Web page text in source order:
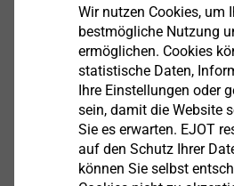
3-8,0xL
Produkt
Wir nutzen Cookies, um
bestmögliche Nutzung
ermöglichen. Cookies
statistische Daten,
Ihre Einstellungen oder
sein, damit die Website
Sie es erwarten. EJOT
auf den Schutz Ihrer
können Sie selbst